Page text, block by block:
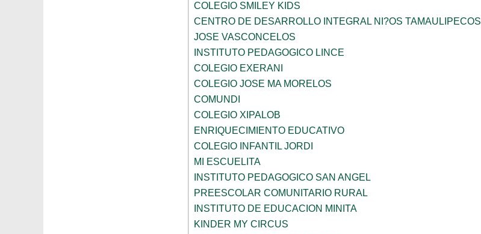
COLEGIO SMILEY KIDS
CENTRO DE DESARROLLO INTEGRAL NI?OS TAMAULIPECOS
JOSE VASCONCELOS
INSTITUTO PEDAGOGICO LINCE
COLEGIO EXERANI
COLEGIO JOSE MA MORELOS
COMUNDI
COLEGIO XIPALOB
ENRIQUECIMIENTO EDUCATIVO
COLEGIO INFANTIL JORDI
MI ESCUELITA
INSTITUTO PEDAGOGICO SAN ANGEL
PREESCOLAR COMUNITARIO RURAL
INSTITUTO DE EDUCACION MINITA
KINDER MY CIRCUS